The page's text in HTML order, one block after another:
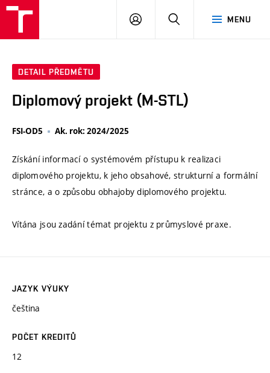
MENU
PŘIHLÁSIT
DETAIL PŘEDMĚTU
Diplomový projekt (M-STL)
FSI-OD5 Ak. rok: 2024/2025
Získání informací o systémovém přístupu k realizaci
diplomového projektu, k jeho obsahové, strukturní a formální
stránce, a o způsobu obhajoby diplomového projektu.
Vítána jsou zadání témat projektu z průmyslové praxe.
JAZYK VÝUKY
čeština
POČET KREDITŮ
12